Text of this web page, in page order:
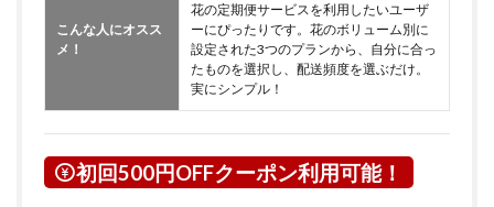
こんな人にオスス
メ！
花の定期便サービスを利用したいユーザ
ーにぴったりです。花のボリューム別に
設定された3つのプランから、自分に合っ
たものを選択し、配送頻度を選ぶだけ。
実にシンプル！
初回500円OFFクーポン利用可能！